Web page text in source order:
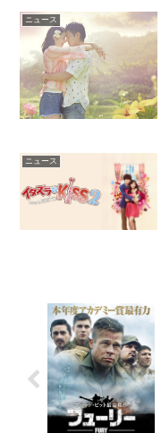
ニュース
ニュース